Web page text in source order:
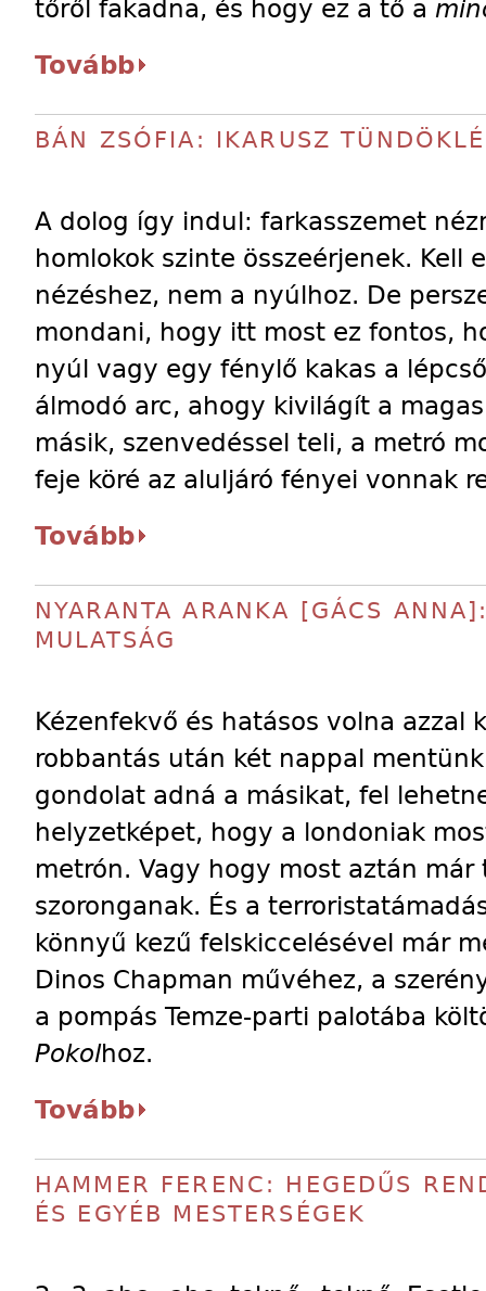
tőről fakadna, és hogy ez a tő a
Tovább
BÁN ZSÓFIA: IKARUSZ
A dolog így indul: farkasszemet
homlokok szinte összeérjenek. Kell
nézéshez, nem a nyúlhoz. De
mondani, hogy itt most ez fontos,
nyúl vagy egy fénylő kakas a
álmodó arc, ahogy kivilágít a
másik, szenvedéssel teli, a metró
feje köré az aluljáró fényei vonnak
Tovább
NYARANTA ARANKA [GÁCS
MULATSÁG
Kézenfekvő és hatásos volna azzal
robbantás után két nappal
gondolat adná a másikat, fel
helyzetképet, hogy a londoniak
metrón. Vagy hogy most aztán
szoronganak. És a
könnyű kezű felskiccelésével már
Dinos Chapman művéhez, a
a pompás Temze-parti palotába
Pokolhoz.
Tovább
HAMMER FERENC: HEGEDŰS
ÉS EGYÉB MESTERSÉGEK